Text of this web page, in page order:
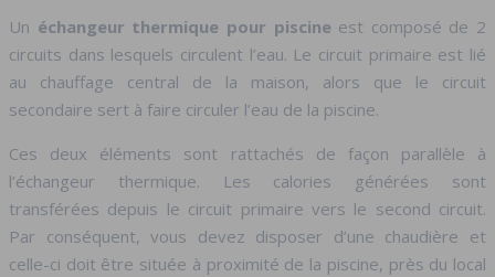
Un échangeur thermique pour piscine est composé de 2
circuits dans lesquels circulent l’eau. Le circuit primaire est lié
au chauffage central de la maison, alors que le circuit
secondaire sert à faire circuler l’eau de la piscine.
Ces deux éléments sont rattachés de façon parallèle à
l’échangeur thermique. Les calories générées sont
transférées depuis le circuit primaire vers le second circuit.
Par conséquent, vous devez disposer d’une chaudière et
celle-ci doit être située à proximité de la piscine, près du local